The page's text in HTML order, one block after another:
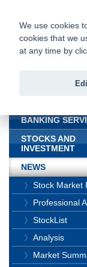
BANKING
STOCKS AND
INVESTMENT
NEWS
Stock Market
Professional
StockList
Analysis
Market
We use cookies
cookies that we
at any time by